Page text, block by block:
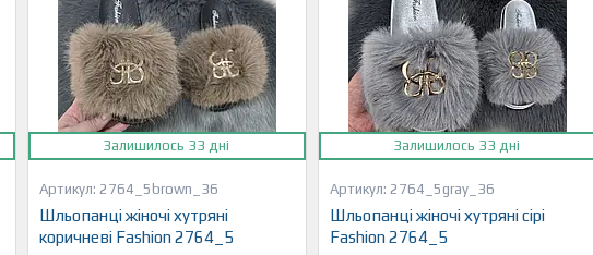
Залишилось 33 дні
2764_5brown_36
Шльопанці жіночі хутряні
коричневі Fashion 2764_5
Залишилось 33 дні
2764_5gray_36
Шльопанці жіночі хутряні сірі
Fashion 2764_5